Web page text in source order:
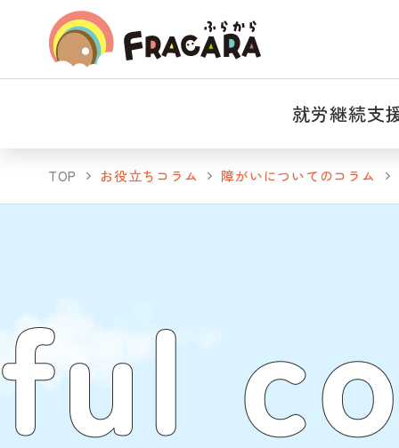
就労継続支
TOP お役立ちコラム 障がいについてのコラム